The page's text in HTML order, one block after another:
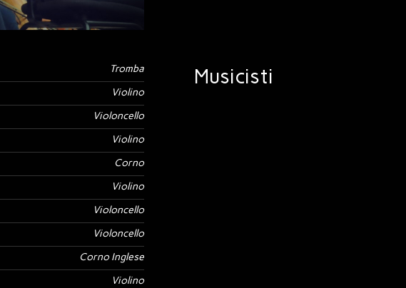
Musicisti
Tromba
Violino
Violoncello
Violino
Corno
Violino
Violoncello
Violoncello
Corno Inglese
Violino